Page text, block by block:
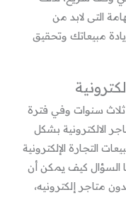
التى لابد من
مبيعاتك وتحقيق
ثلاث سنوات وفي فترة
الالكترونية بشكل
التجارة الإلكترونية
دولار، وهنا السؤال كيف يمكن أن
متاجر إلكترونيه،